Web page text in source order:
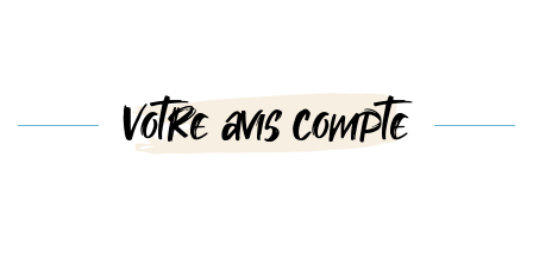
Votre avis compte